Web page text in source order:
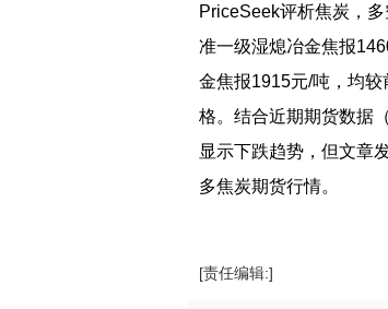
PriceSeek评析焦炭，
准一级湿熄冶金焦报
金焦报1915元/吨，均
格。结合近期期货数据
显示下跌趋势，但文章
多焦炭期货行情。
[责任编辑:]